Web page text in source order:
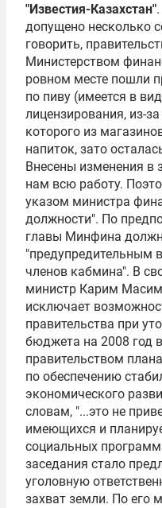
"Известия-Казахстан"
допущено несколько
говорить,
Министерством
ровном месте пошли
по пиву (имеется в
лицензирования, из-
которого из
напиток, зато
Внесены изменения в
нам всю работу.
указом министра
должности". По
главы Минфина
"предупредительным
членов кабмина". В
министр Карим
исключает
правительства при
бюджета на 2008 год
правительством
по обеспечению
экономического
словам, "...это не
имеющихся и
социальных
заседания стало
уголовную
захват земли. По его